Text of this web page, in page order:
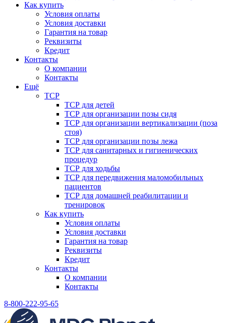
Как купить
Условия оплаты
Условия доставки
Гарантия на товар
Реквизиты
Кредит
Контакты
О компании
Контакты
Ещё
ТСР
ТСР для детей
ТСР для организации позы сидя
ТСР для организации вертикализации (поза
стоя)
ТСР для организации позы лежа
ТСР для санитарных и гигиенических
процедур
ТСР для ходьбы
ТСР для передвижения маломобильных
пациентов
ТСР для домашней реабилитации и
тренировок
Как купить
Условия оплаты
Условия доставки
Гарантия на товар
Реквизиты
Кредит
Контакты
О компании
Контакты
8-800-222-95-65